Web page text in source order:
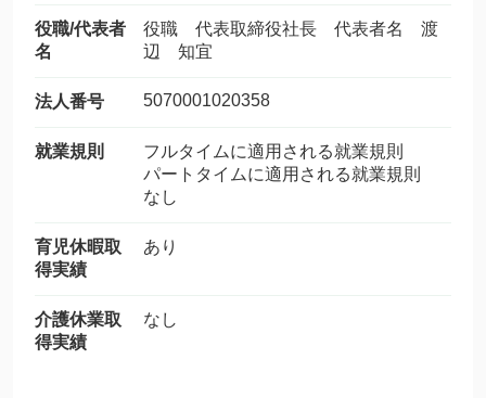
役職/代表者
名
役職 代表取締役社長 代表者名 渡
辺 知宜
法人番号 5070001020358
就業規則
フルタイムに適用される就業規則
パートタイムに適用される就業規則
なし
育児休暇取
得実績
あり
介護休業取
得実績
なし